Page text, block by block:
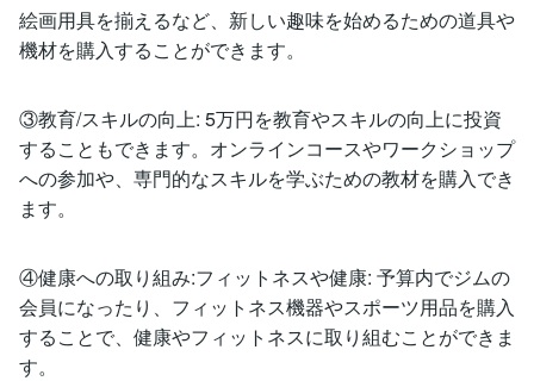
絵画用具を揃えるなど、新しい趣味を始めるための道具や
機材を購入することができます。
③教育/スキルの向上: 5万円を教育やスキルの向上に投資
することもできます。オンラインコースやワークショップ
への参加や、専門的なスキルを学ぶための教材を購入でき
ます。
④健康への取り組み:フィットネスや健康: 予算内でジムの
会員になったり、フィットネス機器やスポーツ用品を購入
することで、健康やフィットネスに取り組むことができま
す。